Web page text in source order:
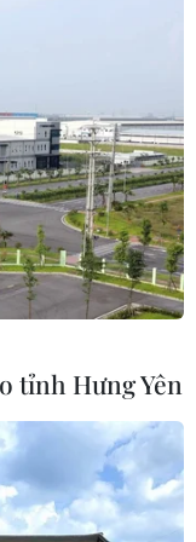
tỉnh Hưng Yên